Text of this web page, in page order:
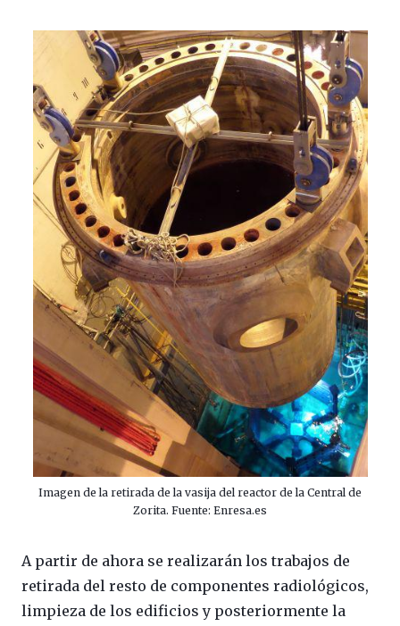
Imagen de la retirada de la vasija del reactor de la Central de
Zorita. Fuente: Enresa.es
A partir de ahora se realizarán los trabajos de
retirada del resto de componentes radiológicos,
limpieza de los edificios y posteriormente la